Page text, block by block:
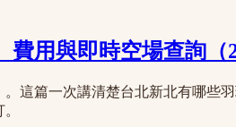
用與即時空場查詢（
這篇一次講清楚台北新北有哪些